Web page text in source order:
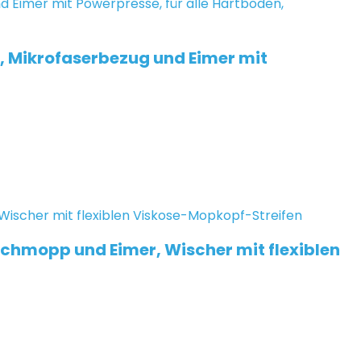
und Eimer mit
und Eimer, Wischer mit flexiblen